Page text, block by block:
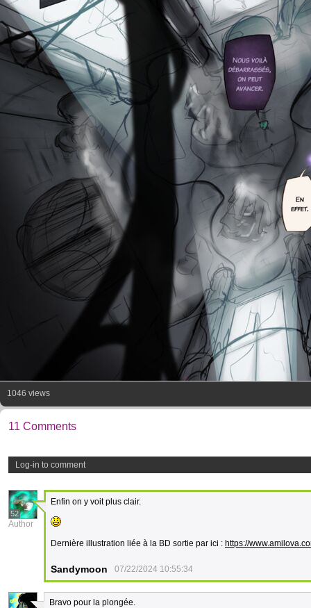
1046 views
11 Comments
Log-in to comment
52
Author
Enfin on y voit plus clair.
Dernière illustration liée à la BD sortie par ici : https://
Sandymoon 07/22/2024 10:55:34
Bravo pour la plongée.